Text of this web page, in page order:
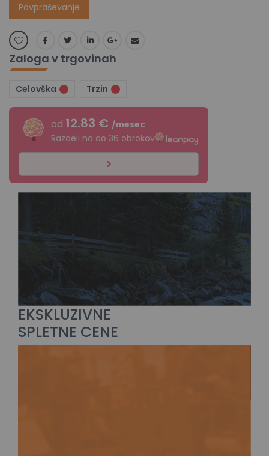
Povpraševanje
Zaloga v trgovinah
Celovška Trzin
od 12.83 € /mesec
Razdeli na do 36 obrokov
EKSKLUZIVNE
SPLETNE CENE